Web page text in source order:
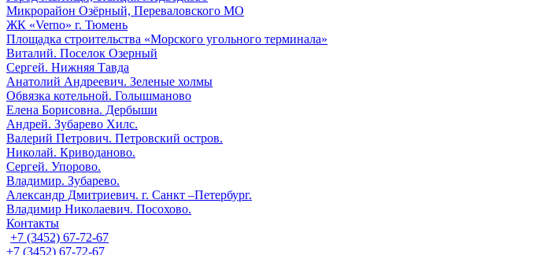
Микрорайон Озёрный, Переваловского МО
ЖК «Verno» г. Тюмень
Площадка строительства «Морского угольного терминала»
Виталий. Поселок Озерный
Сергей. Нижняя Тавда
Анатолий Андреевич. Зеленые холмы
Обвязка котельной. Голышманово
Елена Борисовна. Дербыши
Андрей. Зубарево Хилс.
Валерий Петрович. Петровский остров.
Николай. Криводаново.
Сергей. Упорово.
Владимир. Зубарево.
Александр Дмитриевич. г. Санкт –Петербург.
Владимир Николаевич. Посохово.
Контакты
+7 (3452) 67-72-67
+7 (3452) 67-72-67